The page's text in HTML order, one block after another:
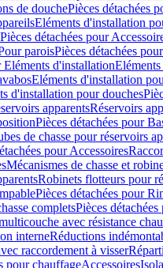
de douchePièces détachées
Eléments d'installation
Pièces détachées pour
paroisPièces détachées
Eléments d'installation
Eléments d'installation
d'installation pour douches
apparentsRéservoirs
Pièces détachées pour
de chasse pour réservoirs
pour Accessoires
Mécanismes de chasse et
Robinets flotteurs pour
Pièces détachées pour
completsPièces
avec résistance
interneRéductions
raccordement à visser
pour chauffageAccessoires